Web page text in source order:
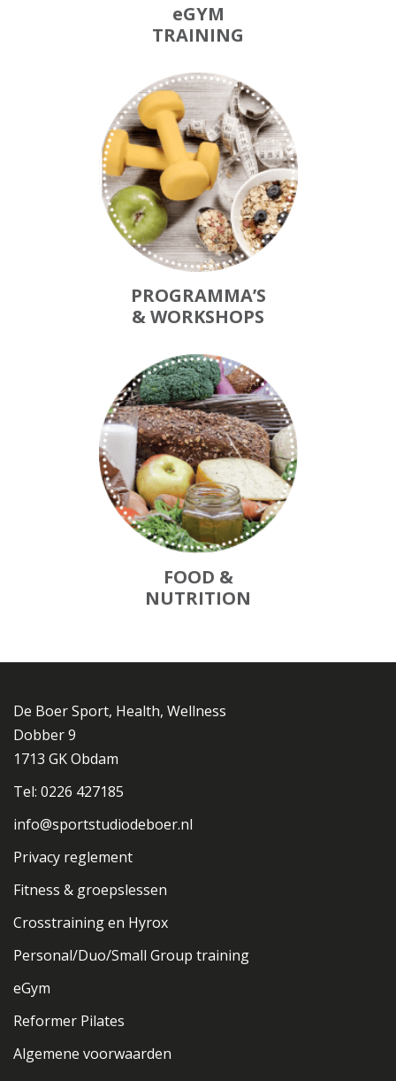
eGYM
TRAINING
PROGRAMMA’S
& WORKSHOPS
FOOD &
NUTRITION
De Boer Sport, Health, Wellness
Dobber 9
1713 GK Obdam
Tel: 0226 427185
info@sportstudiodeboer.nl
Privacy reglement
Fitness & groepslessen
Crosstraining en Hyrox
Personal/Duo/Small Group training
eGym
Reformer Pilates
Algemene voorwaarden